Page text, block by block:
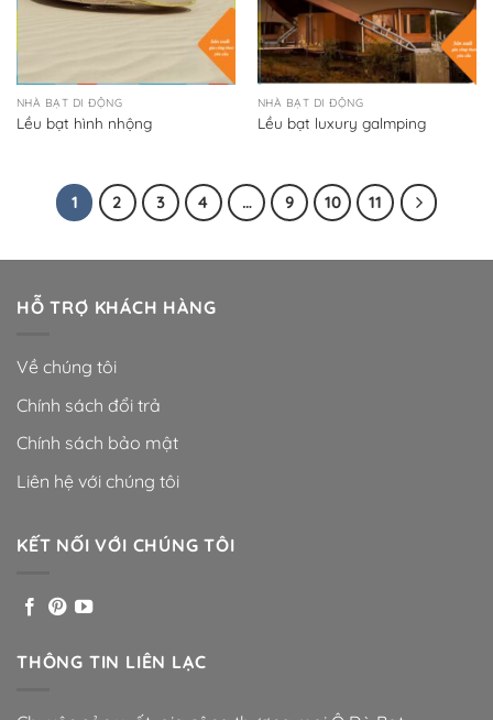
NHÀ BẠT DI ĐỘNG
Lều bạt hình nhộng
NHÀ BẠT DI ĐỘNG
Lều bạt luxury galmping
1 2 3 4 … 9 10 11
HỖ TRỢ KHÁCH HÀNG
Về chúng tôi
Chính sách đổi trả
Chính sách bảo mật
Liên hệ với chúng tôi
KẾT NỐI VỚI CHÚNG TÔI
THÔNG TIN LIÊN LẠC